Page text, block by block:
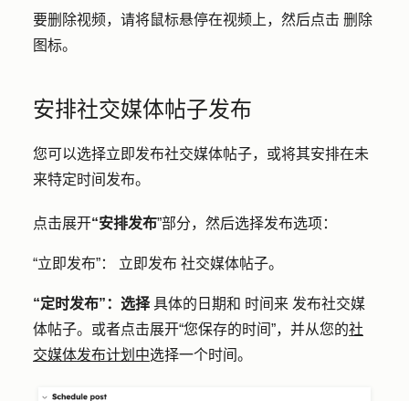
要删除视频，请将鼠标悬停在视频上，然后点击 删除
图标。
安排社交媒体帖子发布
您可以选择立即发布社交媒体帖子，或将其安排在未
来特定时间发布。
点击展开“安排发布”部分，然后选择发布选项：
“立即发布”： 立即发布 社交媒体帖子。
“定时发布”：选择具体的 日期和 时间来 发布社交媒
体帖子。或者点击展开“您保存的时间”，并从您的社
交媒体发布计划中选择一个时间。